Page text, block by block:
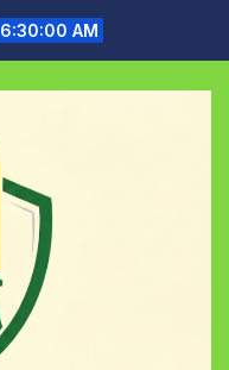
6:30:01 AM